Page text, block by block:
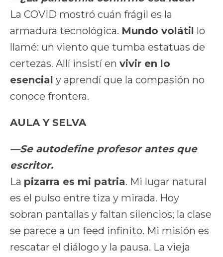
La COVID mostró cuán frágil es la
armadura tecnológica. Mundo volátil lo
llamé: un viento que tumba estatuas de
certezas. Allí insistí en vivir en lo
esencial y aprendí que la compasión no
conoce frontera.
AULA Y SELVA
—Se autodefine profesor antes que
escritor.
La pizarra es mi patria. Mi lugar natural
es el pulso entre tiza y mirada. Hoy
sobran pantallas y faltan silencios; la clase
se parece a un feed infinito. Mi misión es
rescatar el diálogo y la pausa. La vieja